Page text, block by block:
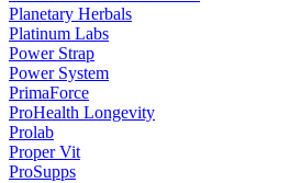
Planetary Herbals
Platinum Labs
Power Strap
Power System
PrimaForce
ProHealth Longevity
Prolab
Proper Vit
ProSupps